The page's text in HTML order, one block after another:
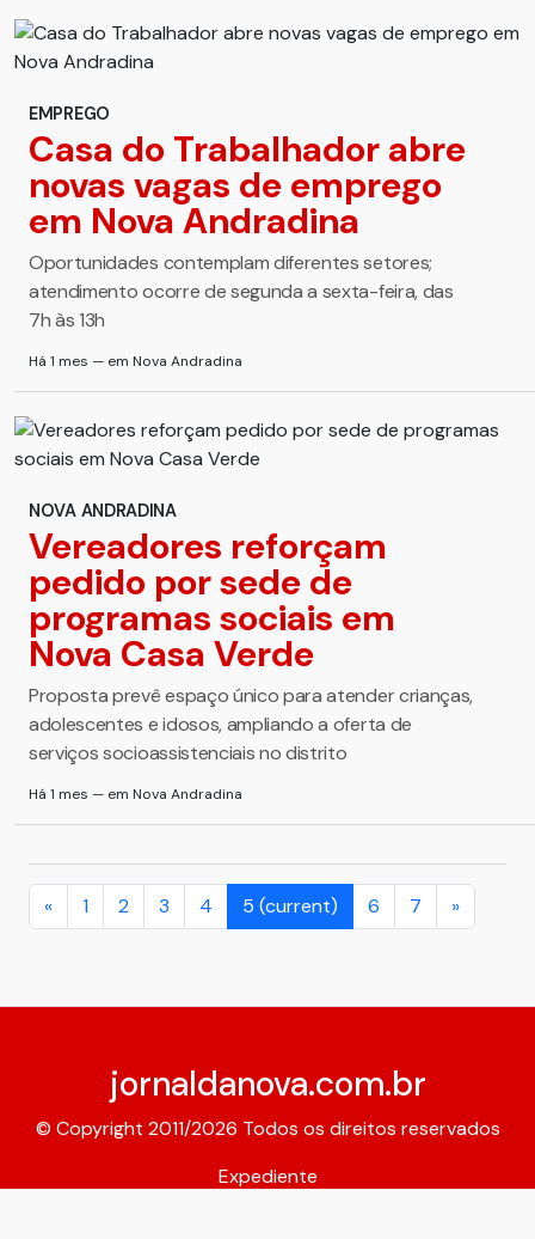
EMPREGO
Casa do Trabalhador abre
novas vagas de emprego
em Nova Andradina
Oportunidades contemplam diferentes setores;
atendimento ocorre de segunda a sexta-feira, das
7h às 13h
Há 1 mes — em Nova Andradina
NOVA ANDRADINA
Vereadores reforçam
pedido por sede de
programas sociais em
Nova Casa Verde
Proposta prevê espaço único para atender crianças,
adolescentes e idosos, ampliando a oferta de
serviços socioassistenciais no distrito
Há 1 mes — em Nova Andradina
« 1 2 3 4 5 (current) 6 7 »
jornaldanova.com.br
© Copyright 2011/2026 Todos os direitos reservados
Expediente